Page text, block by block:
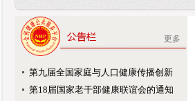
更多
第九届全国家庭与人口健康传播创新
第18届国家老干部健康联谊会的通知